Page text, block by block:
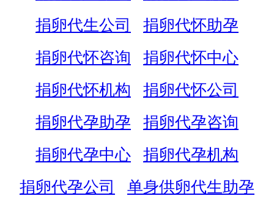
捐卵代生公司
捐卵代怀助孕
捐卵代怀咨询
捐卵代怀中心
捐卵代怀机构
捐卵代怀公司
捐卵代孕助孕
捐卵代孕咨询
捐卵代孕中心
捐卵代孕机构
捐卵代孕公司
单身供卵代生助孕